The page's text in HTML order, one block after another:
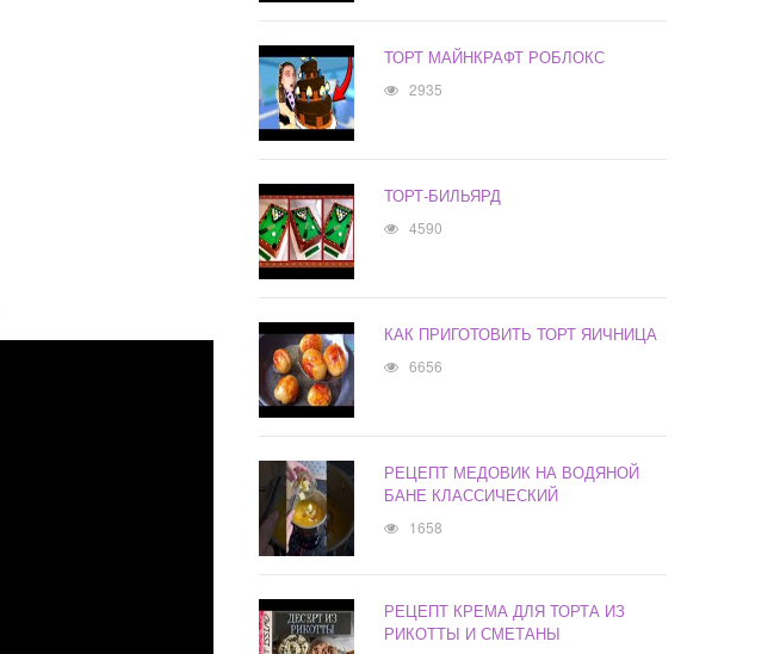
ТОРТ МАЙНКРАФТ РОБЛОКС
2935
ТОРТ-БИЛЬЯРД
4590
КАК ПРИГОТОВИТЬ ТОРТ ЯИЧНИЦА
6656
РЕЦЕПТ МЕДОВИК НА ВОДЯНОЙ
БАНЕ КЛАССИЧЕСКИЙ
1658
РЕЦЕПТ КРЕМА ДЛЯ ТОРТА ИЗ
РИКОТТЫ И СМЕТАНЫ